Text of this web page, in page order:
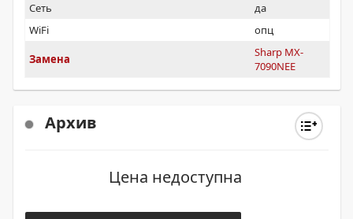
Сеть
да
WiFi
опц
Замена
Sharp MX-
7090NEE
Архив
Цена недоступна